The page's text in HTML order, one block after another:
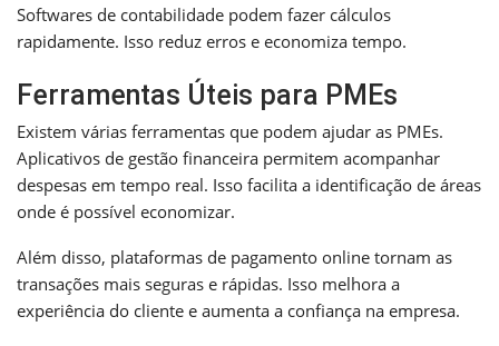
Softwares de contabilidade podem fazer cálculos
rapidamente. Isso reduz erros e economiza tempo.
Ferramentas Úteis para PMEs
Existem várias ferramentas que podem ajudar as PMEs.
Aplicativos de gestão financeira permitem acompanhar
despesas em tempo real. Isso facilita a identificação de áreas
onde é possível economizar.
Além disso, plataformas de pagamento online tornam as
transações mais seguras e rápidas. Isso melhora a
experiência do cliente e aumenta a confiança na empresa.